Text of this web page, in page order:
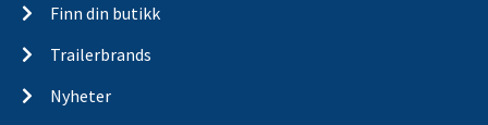
Finn din butikk
Trailerbrands
Nyheter